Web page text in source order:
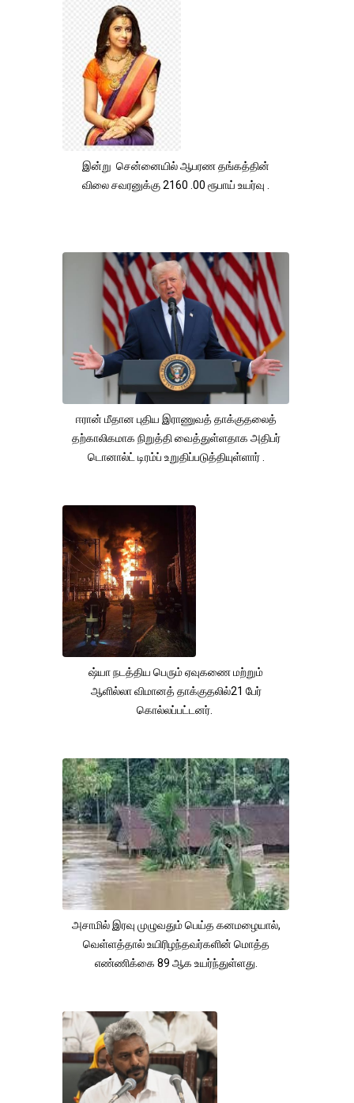
இன்று சென்னையில் ஆபரண தங்கத்தின்
விலை சவரனுக்கு 2160 .00 ரூபாய் உயர்வு .
ஈரான் மீதான புதிய இராணுவத் தாக்குதலைத்
தற்காலிகமாக நிறுத்தி வைத்துள்ளதாக அதிபர்
டொனால்ட் டிரம்ப் உறுதிப்படுத்தியுள்ளார் .
ஷ்யா நடத்திய பெரும் ஏவுகணை மற்றும்
ஆளில்லா விமானத் தாக்குதலில்21 பேர்
கொல்லப்பட்டனர்.
அசாமில் இரவு முழுவதும் பெய்த கனமழையால்,
வெள்ளத்தால் உயிரிழந்தவர்களின் மொத்த
எண்ணிக்கை 89 ஆக உயர்ந்துள்ளது.